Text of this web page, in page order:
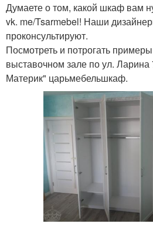
Думаете о том, какой шкаф вам
vk. me/Tsarmebel! Наши
проконсультируют.
Посмотреть и потрогать
выставочном зале по ул.
Материк" царьмебельшкаф.